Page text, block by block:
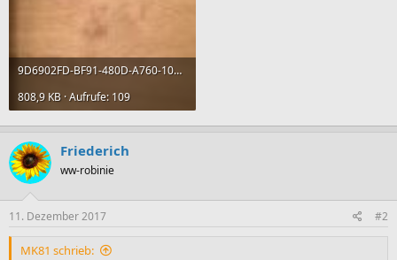
9D6902FD-BF91-480D-A760-104457771B29.jpg
808,9 KB · Aufrufe: 109
Friederich
ww-robinie
11. Dezember 2017 #2
MK81 schrieb: